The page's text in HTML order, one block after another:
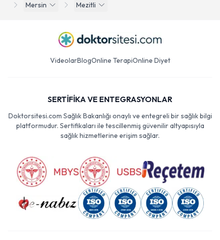
Mersin
Mezitli
VideolarBlogOnline TerapiOnline Diyet
SERTİFİKA VE ENTEGRASYONLAR
Doktorsitesi.com Sağlık Bakanlığı onaylı ve entegreli bir sağlık bilgi
platformudur. Sertifikaları ile tescillenmiş güvenilir altyapısıyla
sağlık hizmetlerine erişim sağlar.